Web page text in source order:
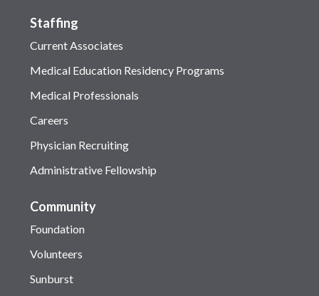
Staffing
Current Associates
Medical Education Residency Programs
Medical Professionals
Careers
Physician Recruiting
Administrative Fellowship
Community
Foundation
Volunteers
Sunburst